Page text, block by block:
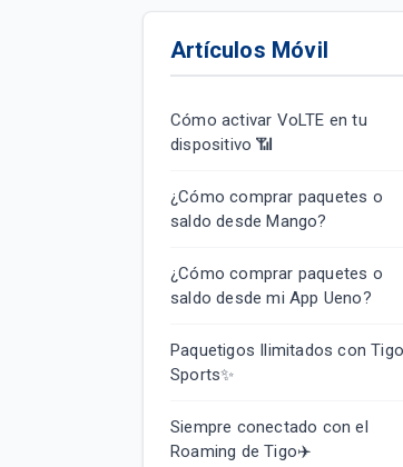
Artículos Móvil
Cómo activar VoLTE en tu
dispositivo 📶
¿Cómo comprar paquetes o
saldo desde Mango?
¿Cómo comprar paquetes o
saldo desde mi App Ueno?
Paquetigos Ilimitados con Tigo
Sports✨
Siempre conectado con el
Roaming de Tigo✈️